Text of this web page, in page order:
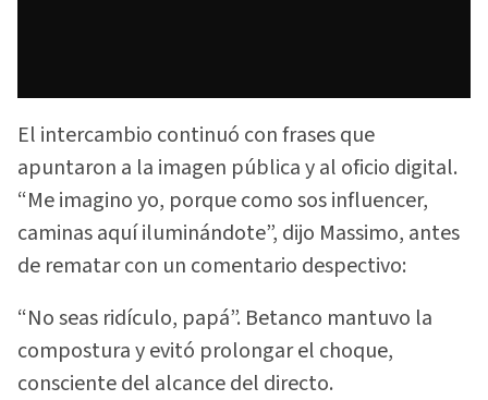
El intercambio continuó con frases que
apuntaron a la imagen pública y al oficio digital.
“Me imagino yo, porque como sos influencer,
caminas aquí iluminándote”, dijo Massimo, antes
de rematar con un comentario despectivo:
“No seas ridículo, papá”. Betanco mantuvo la
compostura y evitó prolongar el choque,
consciente del alcance del directo.